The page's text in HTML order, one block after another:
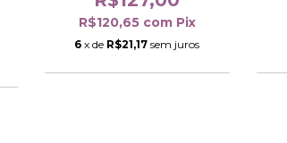
R$120,65 com Pix
6 x de R$21,17 sem juros